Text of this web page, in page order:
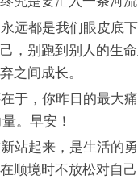
远都是我们眼皮底下
，别跑到别人的生
之间成长。
于，你昨日的最大
。早安！
站起来，是生活的
顺境时不放松对自